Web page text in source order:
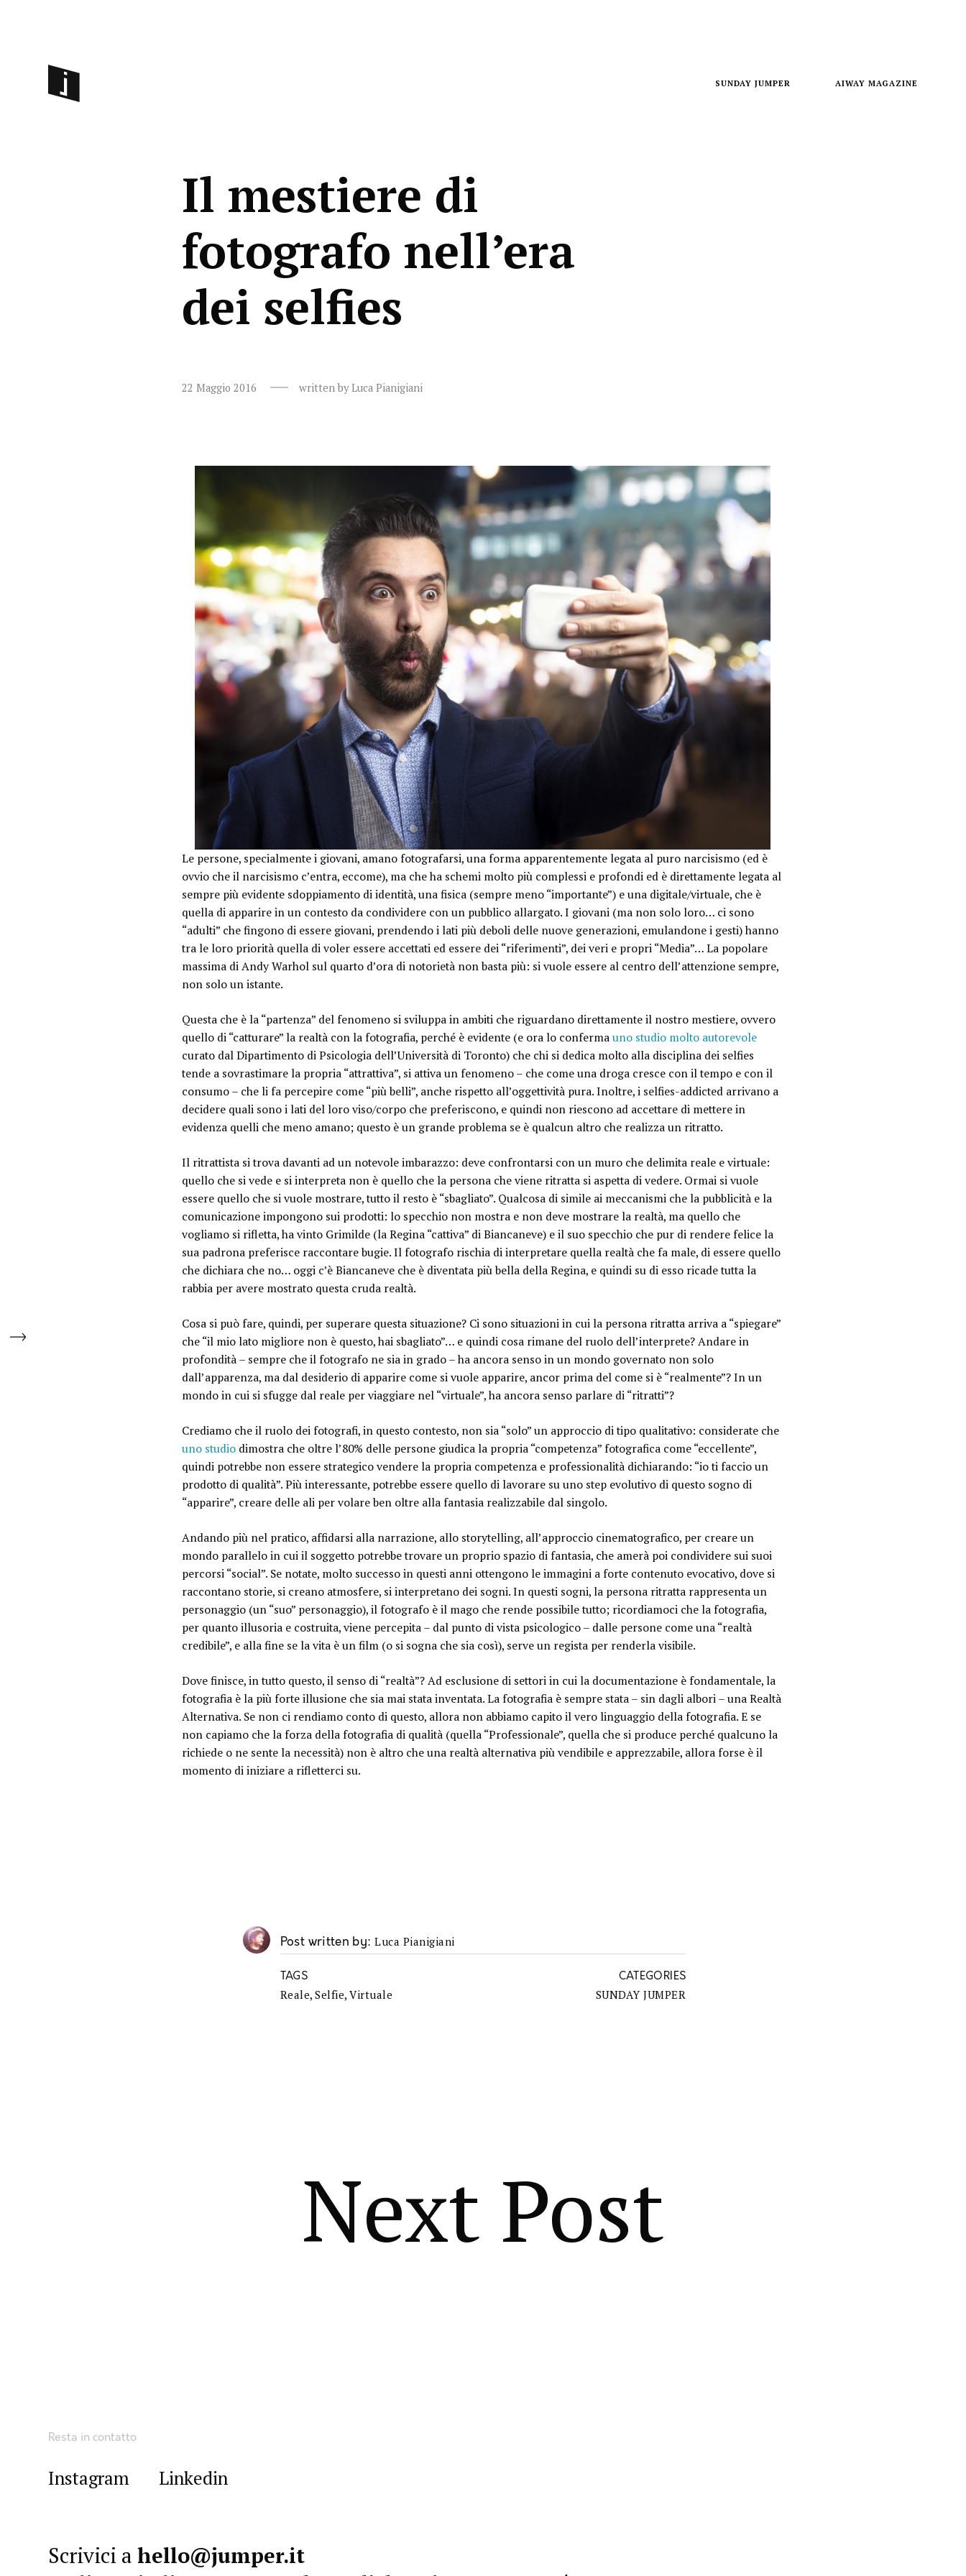
SUNDAY JUMPER AIWAY MAGAZINE
Il mestiere di
fotografo nell’era
dei selfies
22 Maggio 2016 written byLuca Pianigiani
Le persone, specialmente i giovani, amano fotografarsi, una forma apparentemente legata al puro narcisismo (ed è
ovvio che il narcisismo c’entra, eccome), ma che ha schemi molto più complessi e profondi ed è direttamente legata al
sempre più evidente sdoppiamento di identità, unafisica (sempre meno “importante”) e una digitale/virtuale, che è
quella di apparire in un contesto da condividere con un pubblico allargato. I giovani (ma non solo loro… ci sono
“adulti” che fingono di essere giovani, prendendo i lati più deboli delle nuove generazioni, emulandone i gesti) hanno
tra le loro priorità quella di voler essere accettati ed essere dei “riferimenti”, dei veri e propri “Media”… La popolare
massima di Andy Warhol sul quarto d’ora di notorietà non basta più: si vuole essere al centro dell’attenzione sempre,
non solo un istante.
Questa che è la “partenza” del fenomeno si sviluppa in ambiti che riguardano direttamente il nostro mestiere, ovvero
quello di “catturare” la realtà con la fotografia, perché è evidente (e ora lo confermauno studio molto autorevole
curato dal Dipartimento di Psicologia dell’Università di Toronto) che chi si dedica molto alla disciplina dei selfies
tende a sovrastimare la propria “attrattiva”, si attiva un fenomeno – che come una droga cresce con il tempo e con il
consumo – che li fa percepire come “più belli”, anche rispetto all’oggettività pura. Inoltre, i selfies-addicted arrivano a
decidere quali sono i lati del loro viso/corpo che preferiscono, e quindi non riescono ad accettare di mettere in
evidenza quelli che meno amano; questo è un grande problema se è qualcun altro che realizza un ritratto.
Il ritrattista si trova davanti ad un notevole imbarazzo: deve confrontarsi con un muro che delimita reale e virtuale:
quello che si vede e si interpreta non è quello che la persona che viene ritratta si aspetta di vedere. Ormai si vuole
essere quello che si vuole mostrare, tutto il resto è “sbagliato”. Qualcosa di simile ai meccanismi che la pubblicità e la
comunicazione impongono sui prodotti: lo specchio non mostra e non deve mostrare la realtà, ma quello che
vogliamo si rifletta, ha vinto Grimilde (la Regina “cattiva” di Biancaneve) e il suo specchio che pur di rendere felice la
sua padrona preferisce raccontare bugie. Il fotografo rischia di interpretare quella realtà che fa male, di essere quello
che dichiara che no… oggi c’è Biancaneve che è diventata più bella della Regina, e quindi su di esso ricade tutta la
rabbia per avere mostrato questa cruda realtà.
Cosa si può fare, quindi, per superare questa situazione? Ci sono situazioni in cui la persona ritratta arriva a “spiegare”
che “il mio lato migliore non è questo, hai sbagliato”… e quindi cosa rimane del ruolo dell’interprete? Andare in
profondità – sempre che il fotografo ne sia in grado –ha ancora senso in un mondo governato non solo
dall’apparenza, ma dal desiderio di apparire come si vuole apparire, ancor prima del come si è “realmente”? In un
mondo in cui si sfugge dal reale per viaggiare nel “virtuale”, ha ancora senso parlare di “ritratti”?
Crediamo che il ruolo dei fotografi, in questo contesto, non sia “solo” un approccio di tipo qualitativo: considerate che
uno studio dimostra che oltre l’80% delle persone giudica la propria “competenza” fotografica come “eccellente”,
quindi potrebbe non essere strategico vendere la propria competenza e professionalità dichiarando: “io ti faccio un
prodotto di qualità”. Più interessante, potrebbe essere quello di lavorare suuno step evolutivo di questo sogno di
“apparire”, creare delle ali per volare ben oltre alla fantasia realizzabile dal singolo.
Andando più nel pratico, affidarsi alla narrazione, allo storytelling, all’approccio cinematografico, per creare un
mondo parallelo in cui il soggetto potrebbe trovare un proprio spazio di fantasia, che amerà poi condividere sui suoi
percorsi “social”. Se notate, molto successo in questi anni ottengono le immagini a forte contenuto evocativo, dove si
raccontano storie, si creano atmosfere, si interpretano dei sogni.In questi sogni, la persona ritratta rappresenta un
personaggio (un “suo” personaggio),il fotografo è il mago che rende possibile tutto; ricordiamoci che la fotografia,
per quanto illusoria e costruita, viene percepita – dal punto di vista psicologico – dalle persone come una “realtà
credibile”, e alla fine se la vita è un film (o si sogna che sia così), serve un regista per renderla visibile.
Dove finisce, in tutto questo, il senso di “realtà”? Ad esclusione di settori in cui la documentazione è fondamentale, la
fotografia è la più forte illusione che sia mai stata inventata. La fotografia è sempre stata – sin dagli albori –una Realtà
Alternativa. Se non ci rendiamo conto di questo, allora non abbiamo capito il vero linguaggio della fotografia. E se
non capiamo che la forza della fotografia di qualità (quella “Professionale”, quella che si produce perché qualcuno la
richiede o ne sente la necessità) non è altro che una realtà alternativa più vendibile e apprezzabile, allora forse è il
momento di iniziare a rifletterci su.
Post written by Luca Pianigiani
TAGS
Reale,Selfie,Virtuale
CATEGORIES
SUNDAY JUMPER
Next Post
Resta in contatto
Instagram Linkedin
Scrivici ahello@jumper.it